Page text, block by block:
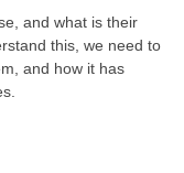
and what is their
this, we need to
and how it has